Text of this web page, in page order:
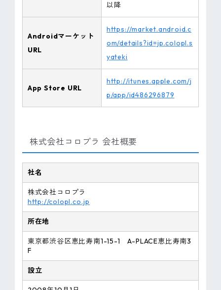
以降
Androidマーケット
URL
https://market.android.c
om/details?id=jp.colopl.s
yateki
App Store URL
http://itunes.apple.com/j
p/app/id486296879
株式会社コロプラ 会社概要
社名
株式会社コロプラ
http://colopl.co.jp
所在地
東京都渋谷区恵比寿南1-15-1 A-PLACE恵比寿南3
F
設立